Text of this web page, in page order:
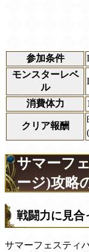
参加条件
モンスターレベ
ル
消費体力
クリア報酬
サマーフ
ージ)攻略
戦闘力に見合
サマーフェスティ